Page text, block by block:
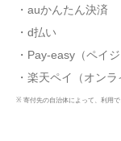
・auかんたん決済
・d払い
・Pay-easy（ペイ
・楽天ペイ（オンラ
※ 寄付先の自治体によって、利用